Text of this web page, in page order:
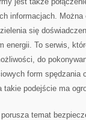
informacjach.
się
energii. To serwis,
do
form spędzania
podejście ma
temat